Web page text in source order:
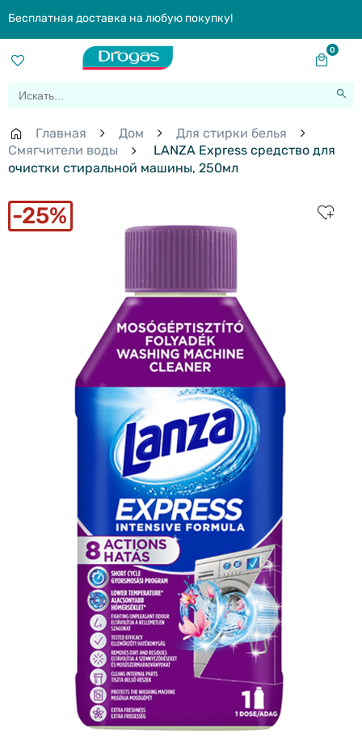
Бесплатная доставка на любую покупку!
0
Главная Дом
Для стирки белья
Смягчители воды
LANZA Express средство для
очистки стиральной машины, 250мл
25%